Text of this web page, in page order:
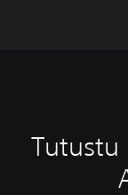
Tutustu